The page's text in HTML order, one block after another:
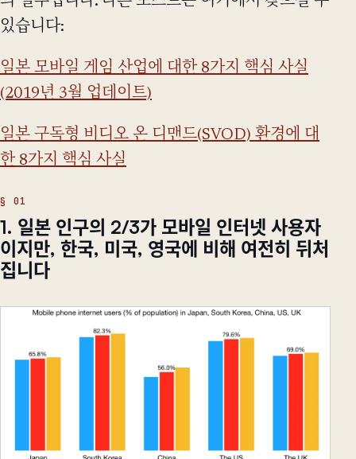
있습니다:
일본 모바일 게임 산업에 대한 8가지 핵심 사실
(2019년 3월 업데이트)
일본 구독형 비디오 온 디맨드(SVOD) 환경에 대
한 8가지 핵심 사실
1. 일본 인구의 2/3가 모바일 인터넷 사용자
이지만, 한국, 미국, 영국에 비해 여전히 뒤처
집니다